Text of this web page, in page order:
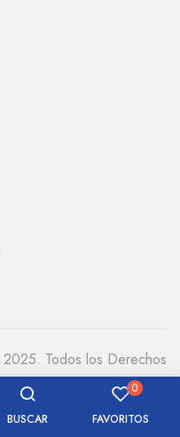
BUSCAR
0
FAVORITOS
Todos los Derechos